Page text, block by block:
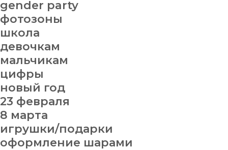
gender party
фотозоны
школа
девочкам
мальчикам
цифры
новый год
23 февраля
8 марта
игрушки/подарки
оформление шарами